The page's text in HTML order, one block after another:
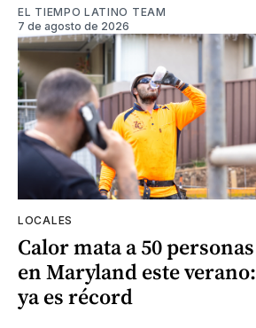
EL TIEMPO LATINO TEAM
7 de agosto de 2026
LOCALES
Calor mata a 50 personas
en Maryland este verano:
ya es récord